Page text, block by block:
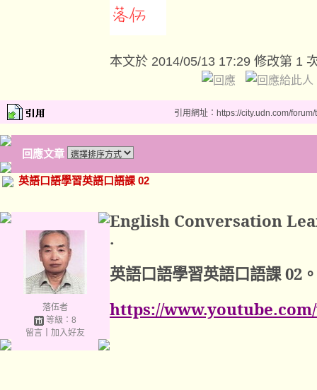
本文於 2014/05/13 17:29 修改第 1
引用網址：https://city.udn.com/
回應文章
英語口語學習英語口語課 02
落伍者
等級：8
留言｜ 加入好友
English Conversation
.
英語口語學習英語口語課02 。
https://